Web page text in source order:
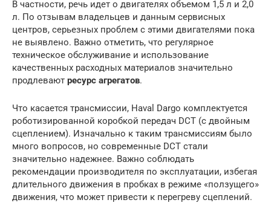
В частности, речь идет о двигателях объемом 1,5 л и 2,0
л. По отзывам владельцев и данным сервисных
центров, серьезных проблем с этими двигателями пока
не выявлено. Важно отметить, что регулярное
техническое обслуживание и использование
качественных расходных материалов значительно
продлевают ресурс агрегатов.
Что касается трансмиссии, Haval Dargo комплектуется
роботизированной коробкой передач DCT (с двойным
сцеплением). Изначально к таким трансмиссиям было
много вопросов, но современные DCT стали
значительно надежнее. Важно соблюдать
рекомендации производителя по эксплуатации, избегая
длительного движения в пробках в режиме «ползущего»
движения, что может привести к перегреву сцеплений.